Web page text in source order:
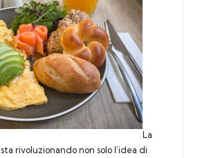
La
sta rivoluzionando non solo l’idea di